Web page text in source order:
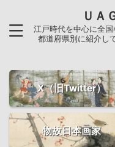
ＵＡ
江戸時代を中心に全
都道府県別に紹介し
X（旧Twitter）
物故日本画家